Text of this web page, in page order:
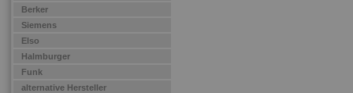
Berker
Siemens
Elso
Halmburger
Funk
alternative Hersteller